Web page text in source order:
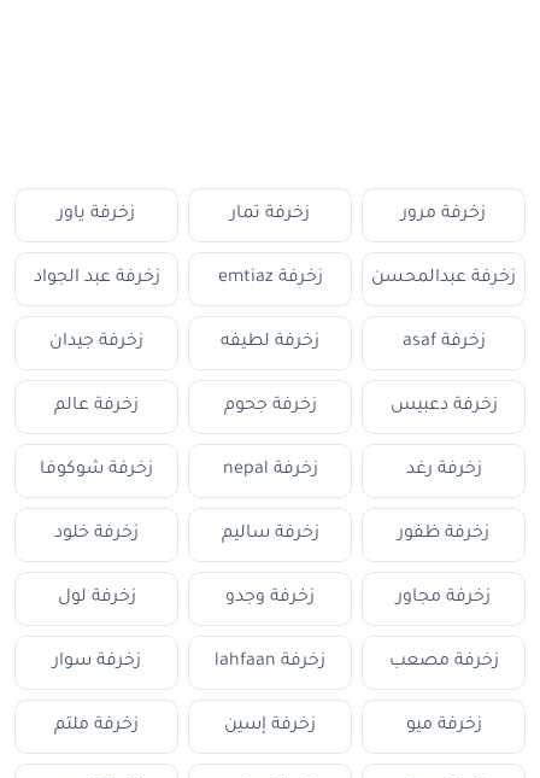
زخرفة مرور زخرفة تمار زخرفة ياور
زخرفة عبدالمحسن زخرفة emtiaz زخرفة عبد الجواد
زخرفة asaf زخرفة لطيفه زخرفة جيدان
زخرفة دعبيس زخرفة جحوم زخرفة عالم
زخرفة رغد زخرفة nepal زخرفة شوكوفا
زخرفة ظفور زخرفة ساليم زخرفة خلود
زخرفة مجاور زخرفة وجدو زخرفة لول
زخرفة مصعب زخرفة lahfaan زخرفة سوار
زخرفة ميو زخرفة إسين زخرفة ملتم